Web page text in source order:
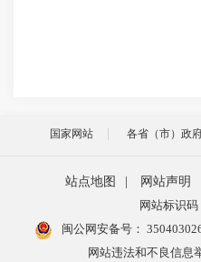
国家网站 各省（市）政
站点地图 网站声明
网站标识
闽公网安备号：
网站违法和不良信息